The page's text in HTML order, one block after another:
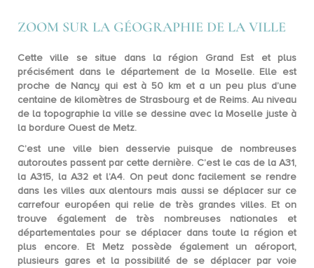
ZOOM SUR LA GÉOGRAPHIE DE LA VILLE
Cette ville se situe dans la région Grand Est et plus
précisément dans le département de la Moselle. Elle est
proche de Nancy qui est à 50 km et a un peu plus d’une
centaine de kilomètres de Strasbourg et de Reims. Au niveau
de la topographie la ville se dessine avec la Moselle juste à
la bordure Ouest de Metz.
C’est une ville bien desservie puisque de nombreuses
autoroutes passent par cette dernière. C’est le cas de la A31,
la A315, la A32 et l’A4. On peut donc facilement se rendre
dans les villes aux alentours mais aussi se déplacer sur ce
carrefour européen qui relie de très grandes villes. Et on
trouve également de très nombreuses nationales et
départementales pour se déplacer dans toute la région et
plus encore. Et Metz possède également un aéroport,
plusieurs gares et la possibilité de se déplacer par voie